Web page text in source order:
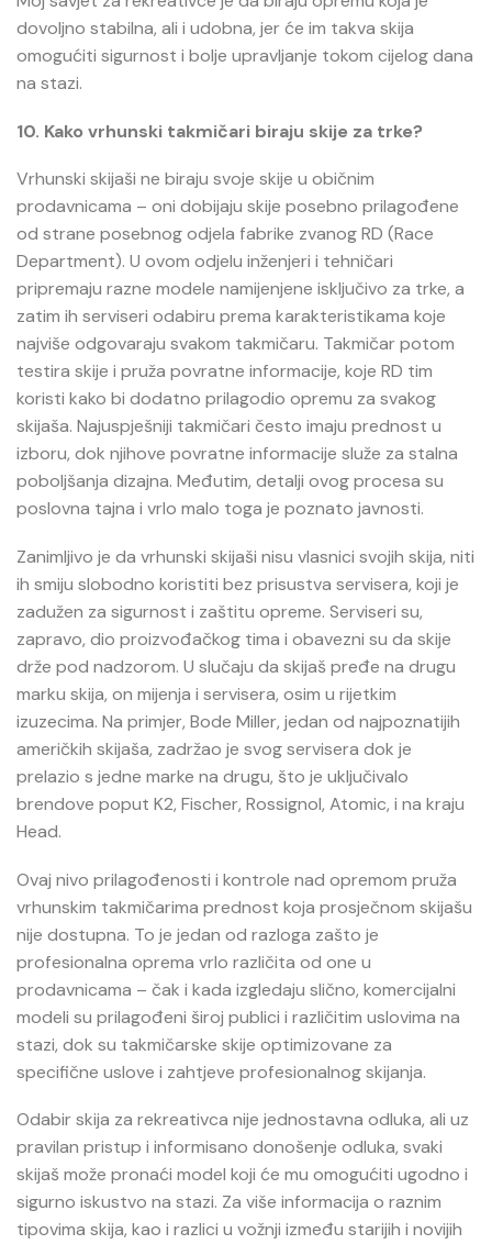
dovoljno stabilna, ali i udobna, jer će im takva skija
omogućiti sigurnost i bolje upravljanje tokom cijelog dana
na stazi.
10. Kako vrhunski takmičari biraju skije za trke?
Vrhunski skijaši ne biraju svoje skije u običnim
prodavnicama – oni dobijaju skije posebno prilagođene
od strane posebnog odjela fabrike zvanog RD (Race
Department). U ovom odjelu inženjeri i tehničari
pripremaju razne modele namijenjene isključivo za trke, a
zatim ih serviseri odabiru prema karakteristikama koje
najviše odgovaraju svakom takmičaru. Takmičar potom
testira skije i pruža povratne informacije, koje RD tim
koristi kako bi dodatno prilagodio opremu za svakog
skijaša. Najuspješniji takmičari često imaju prednost u
izboru, dok njihove povratne informacije služe za stalna
poboljšanja dizajna. Međutim, detalji ovog procesa su
poslovna tajna i vrlo malo toga je poznato javnosti.
Zanimljivo je da vrhunski skijaši nisu vlasnici svojih skija, niti
ih smiju slobodno koristiti bez prisustva servisera, koji je
zadužen za sigurnost i zaštitu opreme. Serviseri su,
zapravo, dio proizvođačkog tima i obavezni su da skije
drže pod nadzorom. U slučaju da skijaš pređe na drugu
marku skija, on mijenja i servisera, osim u rijetkim
izuzecima. Na primjer, Bode Miller, jedan od najpoznatijih
američkih skijaša, zadržao je svog servisera dok je
prelazio s jedne marke na drugu, što je uključivalo
brendove poput K2, Fischer, Rossignol, Atomic, i na kraju
Head.
Ovaj nivo prilagođenosti i kontrole nad opremom pruža
vrhunskim takmičarima prednost koja prosječnom skijašu
nije dostupna. To je jedan od razloga zašto je
profesionalna oprema vrlo različita od one u
prodavnicama – čak i kada izgledaju slično, komercijalni
modeli su prilagođeni široj publici i različitim uslovima na
stazi, dok su takmičarske skije optimizovane za
specifične uslove i zahtjeve profesionalnog skijanja.
Odabir skija za rekreativca nije jednostavna odluka, ali uz
pravilan pristup i informisano donošenje odluka, svaki
skijaš može pronaći model koji će mu omogućiti ugodno i
sigurno iskustvo na stazi. Za više informacija o raznim
tipovima skija, kao i razlici u vožnji između starijih i novijih